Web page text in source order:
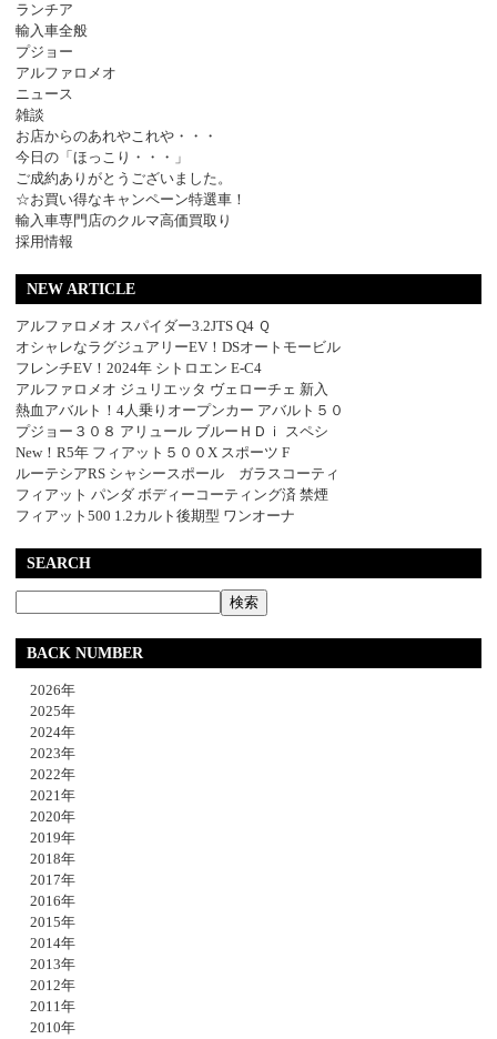
ランチア
輸入車全般
プジョー
アルファロメオ
ニュース
雑談
お店からのあれやこれや・・・
今日の「ほっこり・・・」
ご成約ありがとうございました。
☆お買い得なキャンペーン特選車！
輸入車専門店のクルマ高価買取り
採用情報
NEW ARTICLE
アルファロメオ スパイダー3.2JTS Q4 Ｑ
オシャレなラグジュアリーEV！DSオートモービル
フレンチEV！2024年 シトロエン E-C4
アルファロメオ ジュリエッタ ヴェローチェ 新入
熱血アバルト！4人乗りオープンカー アバルト５０
プジョー３０８ アリュール ブルーＨＤｉ スペシ
New！R5年 フィアット５００X スポーツ F
ルーテシアRS シャシースポール ガラスコーティ
フィアット パンダ ボディーコーティング済 禁煙
フィアット500 1.2カルト後期型 ワンオーナ
SEARCH
BACK NUMBER
2026年
2025年
2024年
2023年
2022年
2021年
2020年
2019年
2018年
2017年
2016年
2015年
2014年
2013年
2012年
2011年
2010年